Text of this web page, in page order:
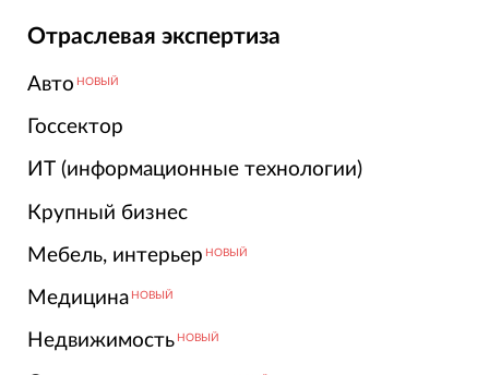
Отраслевая экспертиза
Авто НОВЫЙ
Госсектор
ИТ (информационные технологии)
Крупный бизнес
Мебель, интерьер НОВЫЙ
Медицина НОВЫЙ
Недвижимость НОВЫЙ